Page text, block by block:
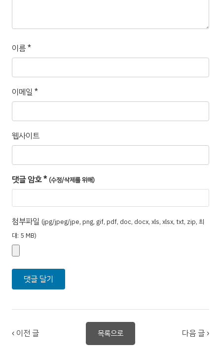
이름*
이메일 *
웹사이트
댓글 암호* (수정/삭제를 위해)
첨부파일 (jpg/jpeg/jpe, png, gif, pdf, doc, docx, xls, xlsx, txt, zip, 최
대: 5 MB)
‹ 이전 글 목록으로 다음 글 ›